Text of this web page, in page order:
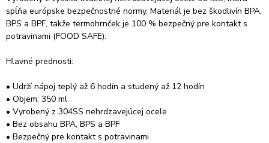
spĺňa európske bezpečnostné normy. Materiál je bez škodlivín BPA,
BPS a BPF, takže termohrnček je 100 % bezpečný pre kontakt s
potravinami (FOOD SAFE).
Hlavné prednosti:
• Udrží nápoj teplý až 6 hodín a studený až 12 hodín
• Objem: 350 ml
• Vyrobený z 304SS nehrdzavejúcej ocele
• Bez obsahu BPA, BPS a BPF
• Bezpečný pre kontakt s potravinami